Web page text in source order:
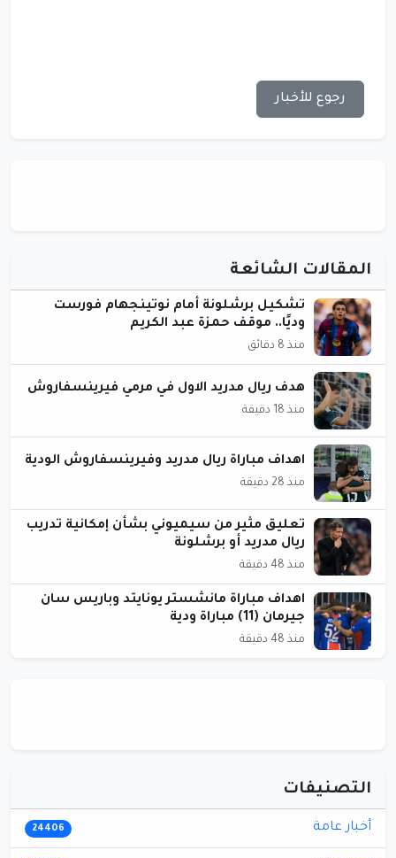
رجوع للأخبار
المقالات الشائعة
تشكيل برشلونة أمام نوتينجهام فورست
وديًا.. موقف حمزة عبد الكريم
منذ 8 دقائق
هدف ريال مدريد الاول في مرمي فيرينسفاروش
منذ 18 دقيقة
اهداف مباراة ريال مدريد وفيرينسفاروش الودية
منذ 28 دقيقة
تعليق مثير من سيميوني بشأن إمكانية تدريب
ريال مدريد أو برشلونة
منذ 48 دقيقة
اهداف مباراة مانشستر يونايتد وباريس سان
جيرمان (11) مباراة ودية
منذ 48 دقيقة
التصنيفات
أخبار عامة 24406